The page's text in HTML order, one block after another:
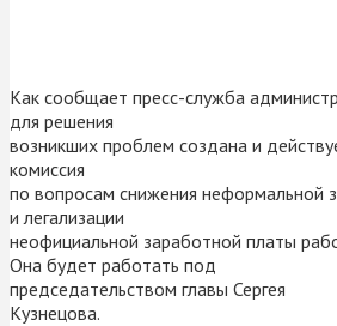
Как сообщает пресс-служба
для решения
возникших проблем создана и
комиссия
по вопросам снижения неформальной
и легализации
неофициальной заработной платы
Она будет работать под
председательством главы Сергея
Кузнецова.